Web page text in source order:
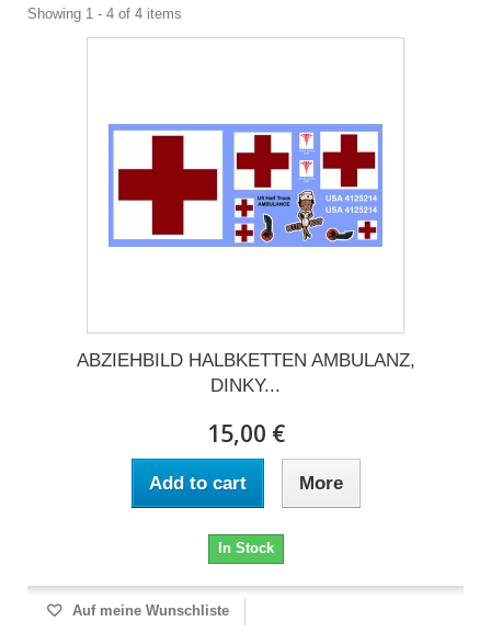
Showing 1 - 4 of 4 items
ABZIEHBILD HALBKETTEN AMBULANZ,
DINKY...
15,00 €
Add to cart More
In Stock
Auf meine Wunschliste